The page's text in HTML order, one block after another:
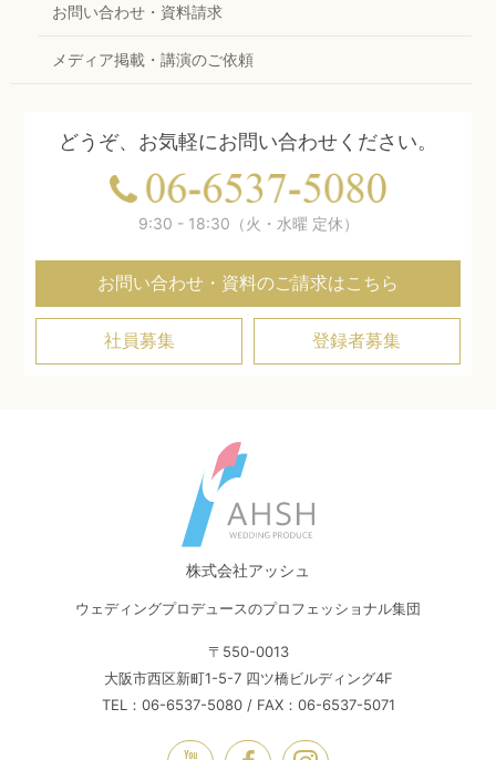
お問い合わせ・資料請求
メディア掲載・講演のご依頼
どうぞ、お気軽にお問い合わせください。
9:30 - 18:30（火・水曜 定休）
お問い合わせ・資料のご請求はこちら
社員募集 登録者募集
株式会社アッシュ
ウェディングプロデュースのプロフェッショナル集団
〒550-0013
大阪市西区新町1-5-7 四ツ橋ビルディング4F
TEL：06-6537-5080 / FAX：06-6537-5071